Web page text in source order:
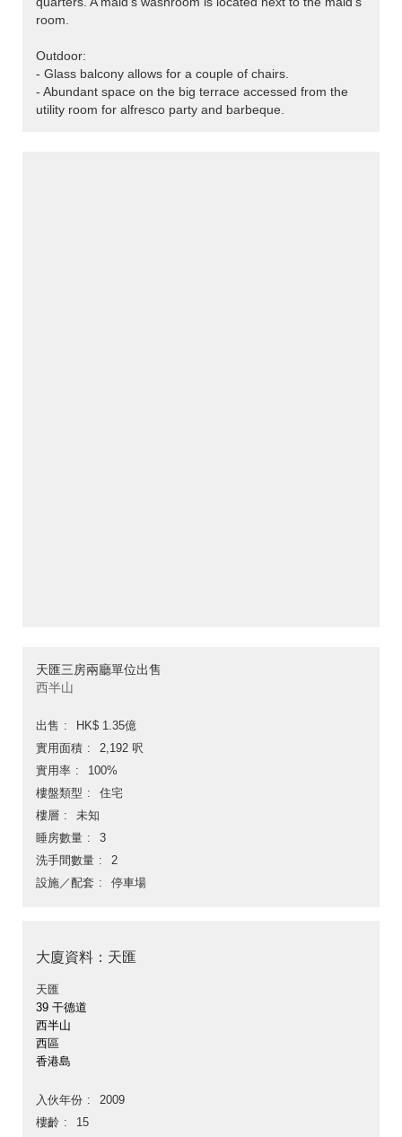
room.
Outdoor:
- Glass balcony allows for a couple of chairs.
- Abundant space on the big terrace accessed from the
utility room for alfresco party and barbeque.
天匯三房兩廳單位出售
西半山
出售
HK$ 1.35億
實用面積
2,192 呎
實用率
100%
樓盤類型
住宅
樓層
未知
睡房數量
3
洗手間數量
2
設施／配套
停車場
大廈資料：天匯
天匯
39 干德道
西半山
西區
香港島
入伙年份
2009
樓齡
15